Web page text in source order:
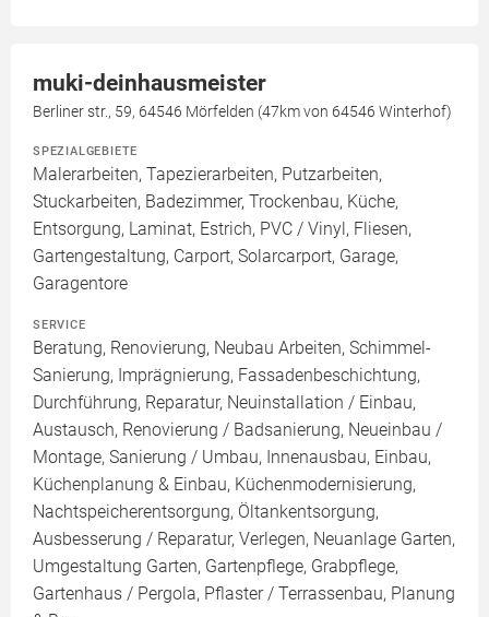
muki-deinhausmeister
Berliner str., 59, 64546 Mörfelden (47km von 64546 Winterhof)
SPEZIALGEBIETE
Malerarbeiten, Tapezierarbeiten, Putzarbeiten,
Stuckarbeiten, Badezimmer, Trockenbau, Küche,
Entsorgung, Laminat, Estrich, PVC / Vinyl, Fliesen,
Gartengestaltung, Carport, Solarcarport, Garage,
Garagentore
SERVICE
Beratung, Renovierung, Neubau Arbeiten, Schimmel-
Sanierung, Imprägnierung, Fassadenbeschichtung,
Durchführung, Reparatur, Neuinstallation / Einbau,
Austausch, Renovierung / Badsanierung, Neueinbau /
Montage, Sanierung / Umbau, Innenausbau, Einbau,
Küchenplanung & Einbau, Küchenmodernisierung,
Nachtspeicherentsorgung, Öltankentsorgung,
Ausbesserung / Reparatur, Verlegen, Neuanlage Garten,
Umgestaltung Garten, Gartenpflege, Grabpflege,
Gartenhaus / Pergola, Pflaster / Terrassenbau, Planung